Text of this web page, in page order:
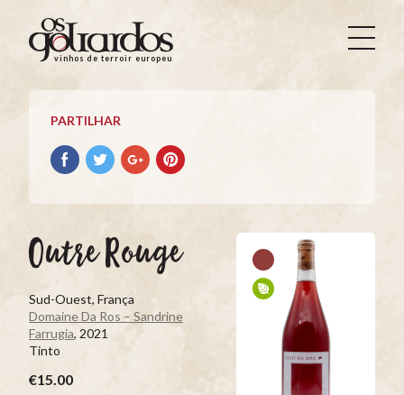
Os
Goliardos
Vinhos
Terroir
Europeus
vinhos de terroir europeus
PARTILHAR
Partilhar
no
Partilhar
no
Partilhar
no
Partilhar
no
Outre Rouge
Sud-Ouest, França
Domaine Da Ros – Sandrine
Farrugia, 2021
Tinto
€15.00